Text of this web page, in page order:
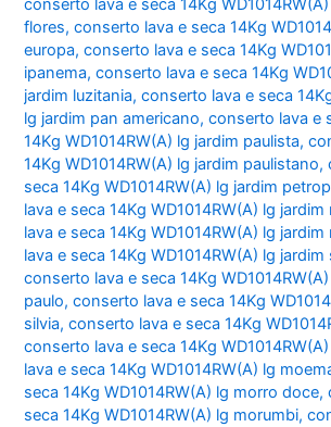
conserto lava e seca 14Kg
flores,conserto lava e seca 14Kg
europa,conserto lava e seca 14Kg
ipanema,conserto lava e seca 14Kg
jardim luzitania,conserto lava e seca
lg jardim pan americano,conserto lava e
14Kg WD1014RW(A) lg jardim paulista,
14Kg WD1014RW(A) lg jardim paulistano,
seca 14Kg WD1014RW(A) lg jardim
lava e seca 14Kg WD1014RW(A) lg jardim
lava e seca 14Kg WD1014RW(A) lg jardim
lava e seca 14Kg WD1014RW(A) lg
conserto lava e seca 14Kg
paulo,conserto lava e seca 14Kg
silvia,conserto lava e seca 14Kg
conserto lava e seca 14Kg
lava e seca 14Kg WD1014RW(A) lg
seca 14Kg WD1014RW(A) lg morro doce,
seca 14Kg WD1014RW(A) lg morumbi,